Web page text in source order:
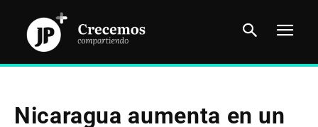
Nicaragua aumenta en un